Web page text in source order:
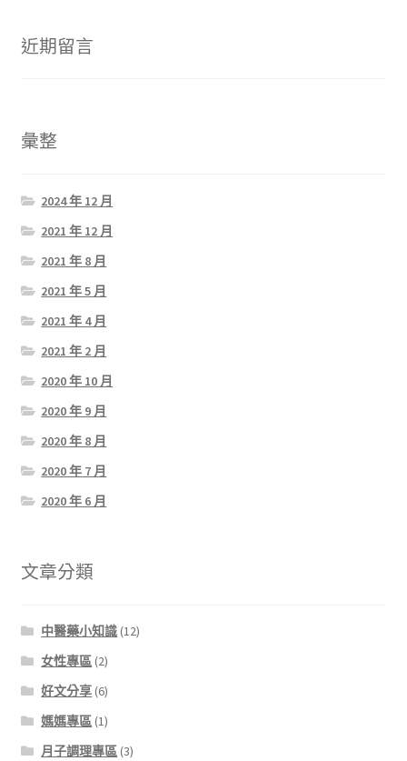
近期留言
彙整
2024 年 12 月
2021 年 12 月
2021 年 8 月
2021 年 5 月
2021 年 4 月
2021 年 2 月
2020 年 10 月
2020 年 9 月
2020 年 8 月
2020 年 7 月
2020 年 6 月
文章分類
中醫藥小知識 (12)
女性專區 (2)
好文分享 (6)
媽媽專區 (1)
月子調理專區 (3)